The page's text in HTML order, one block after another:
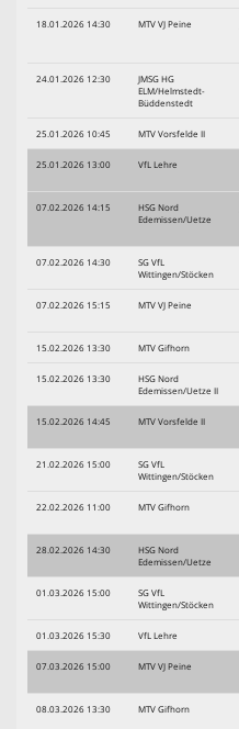
18.01.2026 14:30 MTV VJ Peine
24.01.2026 12:30
JMSG HG
ELM/Helmstedt-
Büddenstedt
25.01.2026 10:45 MTV Vorsfelde II
25.01.2026 13:00 VfL Lehre
07.02.2026 14:15
HSG Nord
Edemissen/Uetze
07.02.2026 14:30
SG VfL
Wittingen/Stöcken
07.02.2026 15:15 MTV VJ Peine
15.02.2026 13:30 MTV Gifhorn
15.02.2026 13:30
HSG Nord
Edemissen/Uetze II
15.02.2026 14:45 MTV Vorsfelde II
21.02.2026 15:00
SG VfL
Wittingen/Stöcken
22.02.2026 11:00 MTV Gifhorn
28.02.2026 14:30
HSG Nord
Edemissen/Uetze
01.03.2026 15:00
SG VfL
Wittingen/Stöcken
01.03.2026 15:30 VfL Lehre
07.03.2026 15:00 MTV VJ Peine
08.03.2026 13:30 MTV Gifhorn